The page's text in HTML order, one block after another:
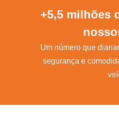
+5,5 milhões
Um número que
segurança e